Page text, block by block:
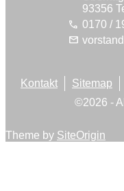
93356
call 0170 /
mail
©2026 -
Kontakt Sitemap
Theme by SiteOrigin